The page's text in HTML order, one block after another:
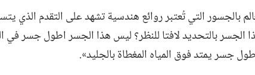
بالجسور التي تُعتبر روائع هندسية تشهد على التقدم الذي
الجسر بالتحديد لافتا للنظر؟‏ ليس هذا الجسر اطول جسر في
جسر يمتد فوق المياه المغطاة بالجليد».‏